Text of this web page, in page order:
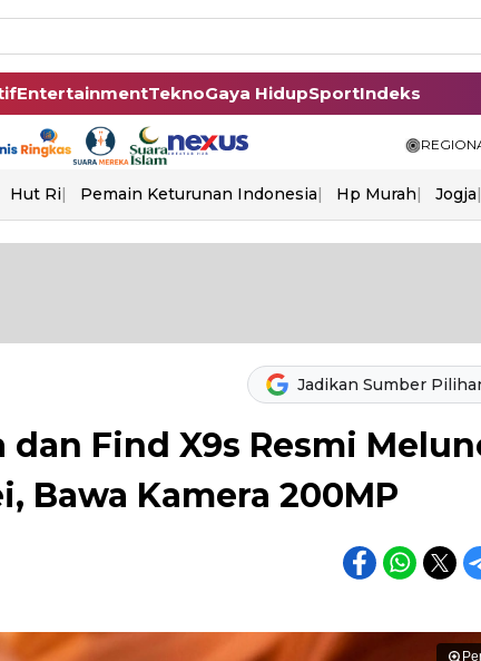
EntertainmentTeknoGaya HidupSportIndeks
Hut Ri Pemain Keturunan Indonesia Hp Murah Jogja
Jadikan Sumber
dan Find X9s Resmi
Bawa Kamera 200MP